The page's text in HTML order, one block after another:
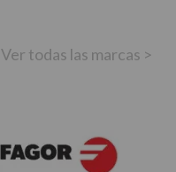
Ver todas las marcas >